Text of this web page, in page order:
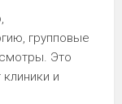
групповые
Это
и